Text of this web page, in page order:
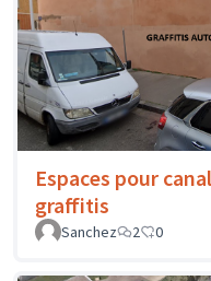
Espaces pour
graffitis
Sanchez
2 0